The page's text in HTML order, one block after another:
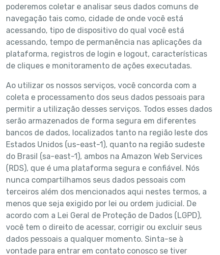
poderemos coletar e analisar seus dados comuns de
navegação tais como, cidade de onde você está
acessando, tipo de dispositivo do qual você está
acessando, tempo de permanência nas aplicações da
plataforma, registros de login e logout, características
de cliques e monitoramento de ações executadas.
Ao utilizar os nossos serviços, você concorda com a
coleta e processamento dos seus dados pessoais para
permitir a utilização desses serviços. Todos esses dados
serão armazenados de forma segura em diferentes
bancos de dados, localizados tanto na região leste dos
Estados Unidos (us-east-1), quanto na região sudeste
do Brasil (sa-east-1), ambos na Amazon Web Services
(RDS), que é uma plataforma segura e confiável. Nós
nunca compartilhamos seus dados pessoais com
terceiros além dos mencionados aqui nestes termos, a
menos que seja exigido por lei ou ordem judicial. De
acordo com a Lei Geral de Proteção de Dados (LGPD),
você tem o direito de acessar, corrigir ou excluir seus
dados pessoais a qualquer momento. Sinta-se à
vontade para entrar em contato conosco se tiver